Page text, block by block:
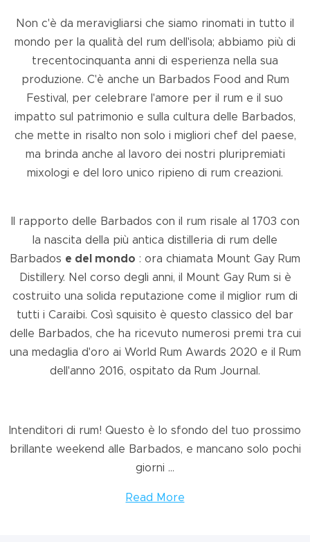
Non c'è da meravigliarsi che siamo rinomati in tutto il
mondo per la qualità del rum dell'isola; abbiamo più di
trecentocinquanta anni di esperienza nella sua
produzione. C'è anche un Barbados Food and Rum
Festival, per celebrare l'amore per il rum e il suo
impatto sul patrimonio e sulla cultura delle Barbados,
che mette in risalto non solo i migliori chef del paese,
ma brinda anche al lavoro dei nostri pluripremiati
mixologi e del loro unico ripieno di rum creazioni.
Il rapporto delle Barbados con il rum risale al 1703 con
la nascita della più antica distilleria di rum delle
Barbados e del mondo : ora chiamata Mount Gay Rum
Distillery. Nel corso degli anni, il Mount Gay Rum si è
costruito una solida reputazione come il miglior rum di
tutti i Caraibi. Così squisito è questo classico del bar
delle Barbados, che ha ricevuto numerosi premi tra cui
una medaglia d'oro ai World Rum Awards 2020 e il Rum
dell'anno 2016, ospitato da Rum Journal.
Intenditori di rum! Questo è lo sfondo del tuo prossimo
brillante weekend alle Barbados, e mancano solo pochi
giorni ...
Read More